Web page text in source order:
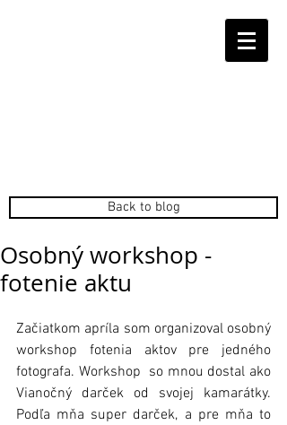
Back to blog
Osobný workshop -
fotenie aktu
Začiatkom apríla som organizoval osobný
workshop fotenia aktov pre jedného
fotografa. Workshop  so mnou dostal ako
Vianočný darček od svojej kamarátky.
Podľa mňa super darček, a pre mňa to